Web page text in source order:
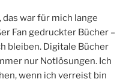
war für mich lange
Fan gedruckter Bücher –
bleiben. Digitale Bücher
nur Notlösungen. Ich
wenn ich verreist bin